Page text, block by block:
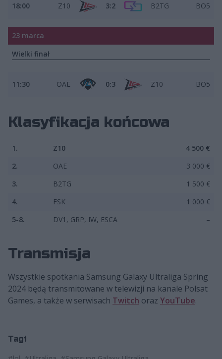
18:00 Z10 3:2 B2TG BO5
23 marca
Wielki finał
11:30 OAE 0:3 Z10 BO5
Klasyfikacja końcowa
1. Z10
4 500 €
2.
OAE
3 000 €
3.
B2TG
1 500 €
4.
FSK
1 000 €
5-8.
DV1, GRP, IW, ESCA –
Transmisja
Wszystkie spotkania Samsung Galaxy Ultraliga Spring
2024 będą transmitowane w telewizji na kanale Polsat
Games, a także w serwisach Twitch oraz YouTube.
Tagi